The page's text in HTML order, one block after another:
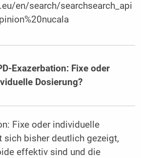
en/search/searchsearch_api
Exazerbation: Fixe oder
Dosierung?
Fixe oder individuelle
sich bisher deutlich gezeigt,
effektiv sind und die